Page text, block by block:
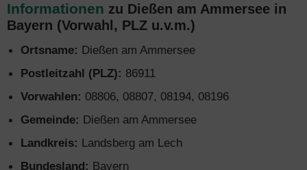
Informationen zu Dießen am Ammersee in
Bayern (Vorwahl, PLZ u.v.m.)
Ortsname: Dießen am Ammersee
Postleitzahl (PLZ): 86911
Vorwahlen: 08806, 08807, 08194, 08196
Gemeinde: Dießen am Ammersee
Landkreis: Landsberg am Lech
Bundesland: Bayern